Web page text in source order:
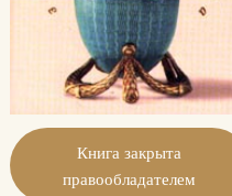
Книга закрыта
правообладателем